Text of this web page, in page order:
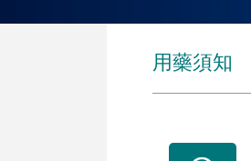
用藥須知